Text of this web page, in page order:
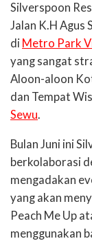
Silverspoon
Jalan K.H Agus
di Metro Park
yang sangat
Aloon-aloon
dan Tempat
Sewu.
Bulan Juni ini
berkolaborasi
mengadakan
yang akan
Peach Me Up
menggunakan